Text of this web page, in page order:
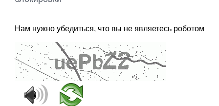
Нам нужно убедиться, что вы не являетесь роботом